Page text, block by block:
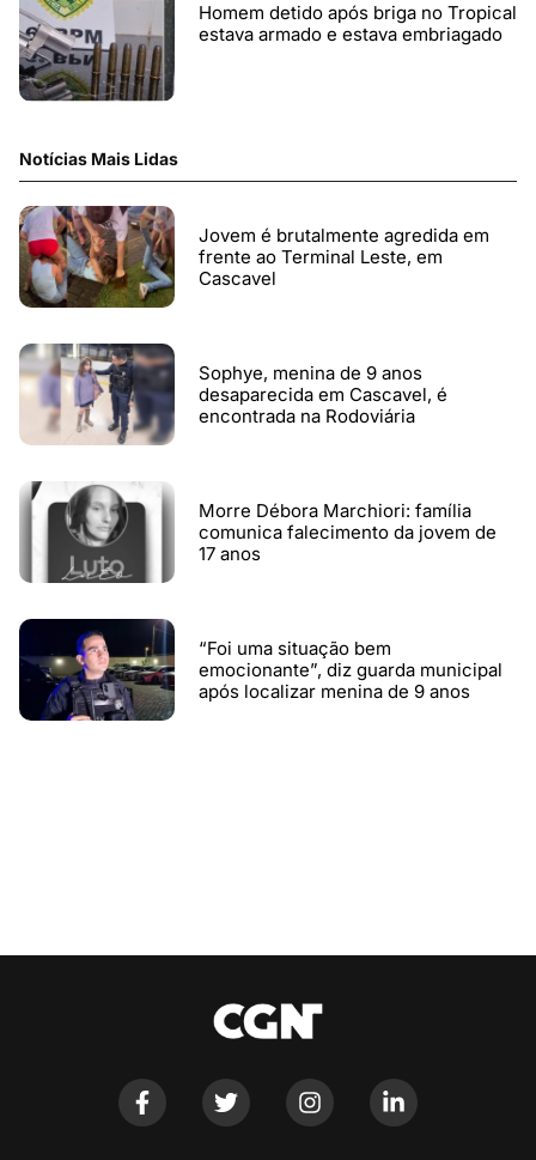
Homem detido após briga no Tropical
estava armado e estava embriagado
Notícias Mais Lidas
Jovem é brutalmente agredida em
frente ao Terminal Leste, em
Cascavel
Sophye, menina de 9 anos
desaparecida em Cascavel, é
encontrada na Rodoviária
Morre Débora Marchiori: família
comunica falecimento da jovem de
17 anos
“Foi uma situação bem
emocionante”, diz guarda municipal
após localizar menina de 9 anos